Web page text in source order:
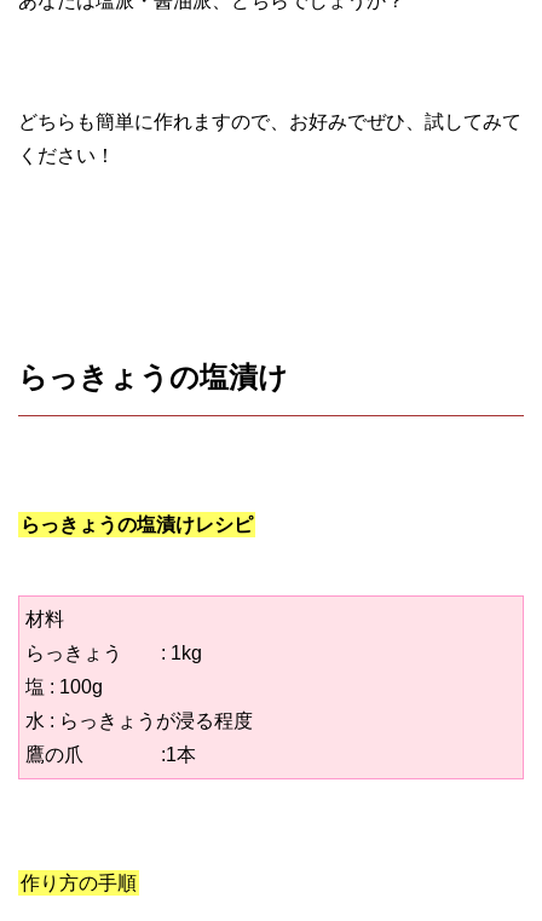
どちらも簡単に作れますので、お好みでぜひ、試してみて
ください！
らっきょうの塩漬け
らっきょうの塩漬けレシピ
材料
らっきょう : 1kg
塩 : 100g
水 : らっきょうが浸る程度
鷹の爪 :1本
作り方の手順